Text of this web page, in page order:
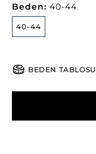
Beden: 40-44
40-44
BEDEN TABLOSU